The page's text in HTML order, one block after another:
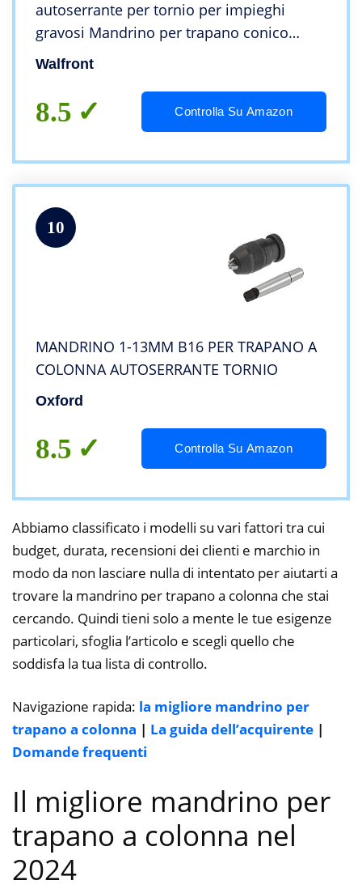
autoserrante per tornio per impieghi
gravosi Mandrino per trapano conico
Strumento convertitore 16mm con biella
Walfront
8.5 Controlla Su Amazon
10
MANDRINO 1-13MM B16 PER TRAPANO A
COLONNA AUTOSERRANTE TORNIO
Oxford
8.5 Controlla Su Amazon
Abbiamo classificato i modelli su vari fattori tra cui
budget, durata, recensioni dei clienti e marchio in
modo da non lasciare nulla di intentato per aiutarti a
trovare la mandrino per trapano a colonna che stai
cercando. Quindi tieni solo a mente le tue esigenze
particolari, sfoglia l’articolo e scegli quello che
soddisfa la tua lista di controllo.
Navigazione rapida: la migliore mandrino per
trapano a colonna | La guida dell’acquirente |
Domande frequenti
Il migliore mandrino per
trapano a colonna nel
2024